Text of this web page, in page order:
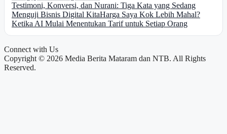
Testimoni, Konversi, dan Nurani: Tiga Kata yang Sedang
Menguji Bisnis Digital KitaHarga Saya Kok Lebih Mahal?
Ketika AI Mulai Menentukan Tarif untuk Setiap Orang
Connect with Us
Copyright © 2026 Media Berita Mataram dan NTB. All Rights
Reserved.